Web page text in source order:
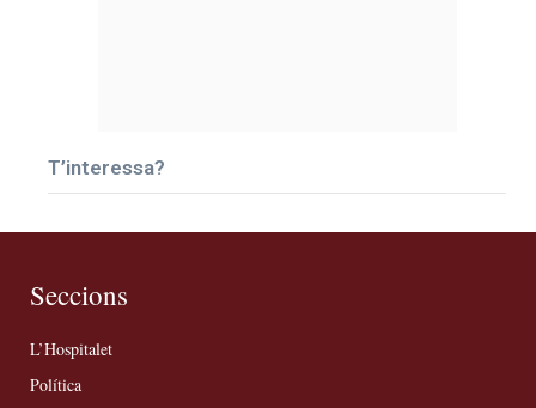
T’interessa?
Seccions
L’Hospitalet
Política